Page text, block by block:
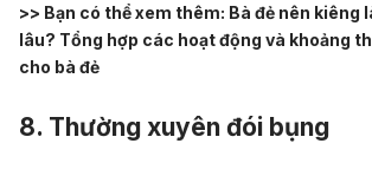
>> Bạn có thể xem thêm: Bà đẻ nên kiêng
lâu? Tổng hợp các hoạt động và khoảng
cho bà đẻ
8. Thường xuyên đói bụng